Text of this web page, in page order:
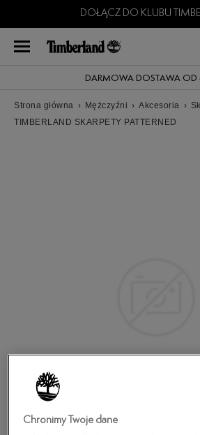
DOŁĄCZ DO KLUBU
DARMOWA DOSTAWA OD
Strona główna › Mężczyźni › Akcesoria ›
TIMBERLAND SKARPETY PATTERNED
Chronimy Twoje dane